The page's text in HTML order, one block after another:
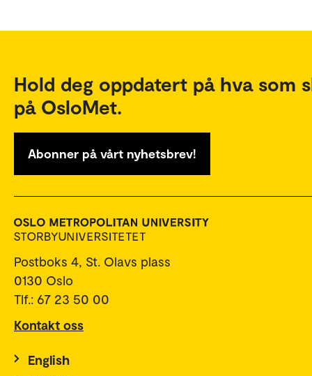
Hold deg oppdatert på hva som
på OsloMet.
Abonner på vårt nyhetsbrev!
Postboks 4, St. Olavs plass
0130 Oslo
Tlf.: 67 23 50 00
Kontakt oss
English